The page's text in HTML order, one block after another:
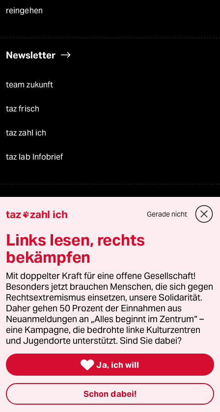
reingehen
Newsletter
team zukunft
taz frisch
taz zahl ich
taz lab Infobrief
Vor Ort
Live im Stream
Vergangene
taz lab 2027
Mehr taz Lesestoff
taz Blogs
taz zahl ich Gerade nicht
Links lesen, rechts
bekämpfen
Mit doppelter Kraft für eine offene Gesellschaft!
Besonders jetzt brauchen Menschen, die sich gegen
Rechtsextremismus einsetzen, unsere Solidarität.
Daher gehen 50 Prozent der Einnahmen aus
Neuanmeldungen an „Alles beginnt im Zentrum“ –
eine Kampagne, die bedrohte linke Kulturzentren
und Jugendorte unterstützt. Sind Sie dabei?
 Ja, ich will
Schon dabei!